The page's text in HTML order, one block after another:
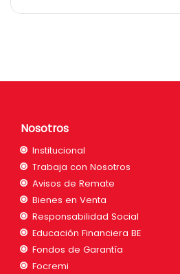
Nosotros
Institucional
Trabaja con Nosotros
Avisos de Remate
Bienes en Venta
Responsabilidad Social
Educación Financiera BE
Fondos de Garantía
Focremi